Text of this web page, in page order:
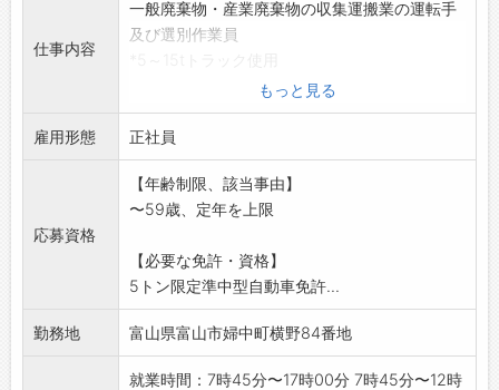
仕事内容
一般廃棄物・産業廃棄物の収集運搬業の運転手
及び選別作業員
【変更範囲:変更なし】もっと見る
雇用形態 正社員
応募資格
【年齢制限、該当事由】
〜59歳、定年を上限
【必要な免許・資格】
5トン限定準中型自動車免許...
勤務地 富山県富山市婦中町横野84番地
就業時間：7時45分〜17時00分 7時45分〜12時